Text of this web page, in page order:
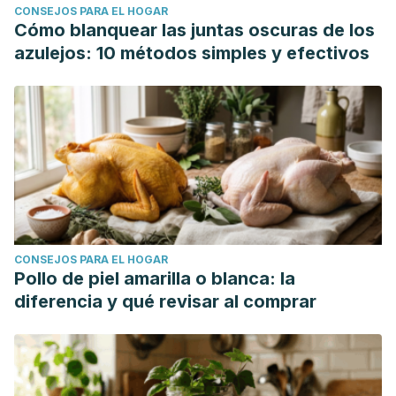
The genus Inula and their metabolites: from
ethnopharmacological to medicinal uses. Journal of
ethnopharmacology, 154(2), 286–310.
https://doi.org/10.1016/j.jep.2014.04.010
Koc, K., Ozdemir, O., Ozdemir, A., Dogru, U., & Turkez, H.
(2018). Antioxidant and anticancer activities of extract of
Inula helenium (L.) in human U-87 MG glioblastoma cell line.
Journal of cancer research and therapeutics, 14(3), 658–
661. https://doi.org/10.4103/0973-1482.187289
Ding, Y., Pan, W., Xu, J., Wang, T., Chen, T., Liu, Z., Xie, C.,
& Zhang, Q. (2019). Sesquiterpenoids from the roots of
Inula helenium inhibit acute myelogenous leukemia
progenitor cells. Bioorganic chemistry, 86, 363–367.
https://doi.org/10.1016/j.bioorg.2019.01.055
Chun, J., Song, K., & Kim, Y. S. (2018). Sesquiterpene
lactones-enriched fraction of Inula helenium L. induces
CONSEJOS PARA EL HOGAR
Cómo blanquear las juntas oscuras de los
azulejos: 10 métodos simples y efectivos
CONSEJOS PARA EL HOGAR
Pollo de piel amarilla o blanca: la
diferencia y qué revisar al comprar